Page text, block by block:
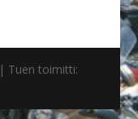
| Tuen toimitti: